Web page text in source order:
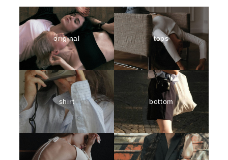
original tops
shirt bottom